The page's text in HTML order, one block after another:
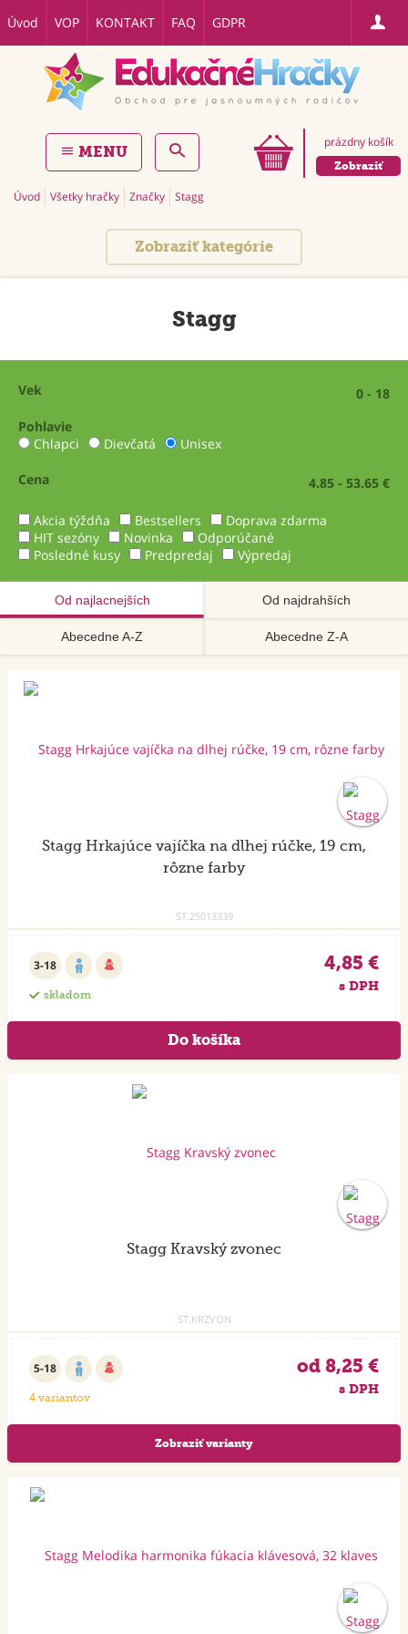
Úvod VOP KONTAKT FAQ GDPR
prázdny košík
Zobraziť
MENU
Úvod Všetky hračky Značky Stagg
Zobraziť kategórie
Stagg
Vek
0 - 18
Pohlavie
Chlapci
Dievčatá Unisex
Cena 4.85 - 53.65 €
Akcia týždňa Bestsellers
Doprava zdarma
HIT sezóny
Novinka
Odporúčané
Posledné kusy
Predpredaj Výpredaj
Od najlacnejších Od najdrahších
Abecedne A-Z Abecedne Z-A
Stagg Hrkajúce vajíčka na dlhej rúčke, 19 cm,
rôzne farby
ST.25013339
3-18
skladom
4,85 €
s DPH
Stagg Kravský zvonec
ST.KRZVON
5-18
4 variantov
od 8,25 €
s DPH
Zobraziť varianty